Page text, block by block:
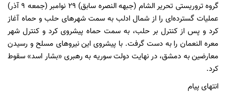
گروه تروریستی تحریر الشام (جبهه النصره سابق) ۲۹ نوامبر (جمعه ۹ آذر)
عملیات گسترده‌ای را از شمال ادلب به سمت شهرهای حلب و حماه آغاز
کرد و پس از کنترل بر حلب، به سمت حماه پیشروی کرد و کنترل شهر
معره النعمان را به دست گرفت. با پیشروی این نیروهای مسلح و رسیدن
معارضین به دمشق، در نهایت دولت سوریه به رهبری «بشار اسد» سقوط
کرد.
انتهای پیام